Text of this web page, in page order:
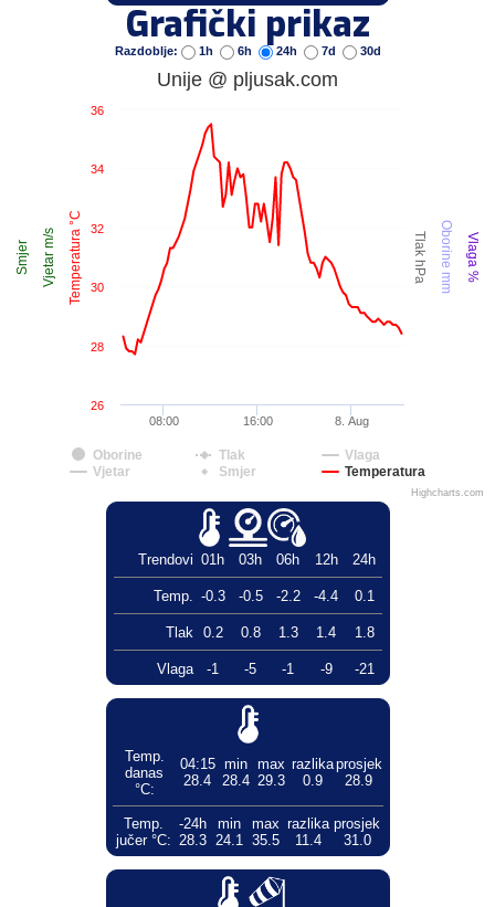
Grafički prikaz
Razdoblje: 1h 6h 24h 7d 30d
Temperatura °C
Vjetar m/s Tlak hPa Oborine mm Vlaga %
Smjer
Unije @ pljusak.com
Oborine Tlak
Vlaga
Vjetar
Smjer Temperatura
8. Aug
08:00 16:00
26
28
30
32
34
36
Highcharts.com
Trendovi 01h 03h 06h 12h 24h
Temp. -0.3 -0.5 -2.2 -4.4 0.1
Tlak 0.2 0.8 1.3 1.4 1.8
Vlaga -1 -5 -1 -9 -21
Temp.
danas
°C:
04:15
28.4
min
28.4
max
29.3
razlika
0.9
prosjek
28.9
Temp.
jučer °C:
-24h
28.3
min
24.1
max
35.5
razlika
11.4
prosjek
31.0